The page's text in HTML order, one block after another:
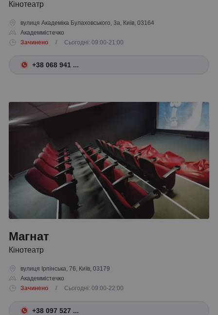
Кінотеатр
вулиця Академіка Булаховського, 3а, Київ, 03164
Академмістечко
Зачинено
/ Сьогодні: 09:00-21:00
+38 068 941 ...
Магнат
Кінотеатр
вулиця Ірпінська, 76, Київ, 03179
Академмістечко
Зачинено
/ Сьогодні: 09:00-22:00
+38 097 527 ...